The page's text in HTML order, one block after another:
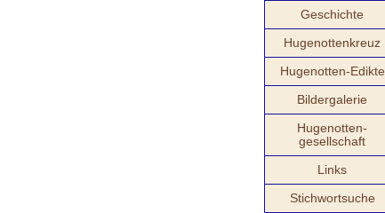
Geschichte
Hugenottenkreuz
Hugenotten-Edikte
Bildergalerie
Hugenotten-
gesellschaft
Links
Stichwortsuche